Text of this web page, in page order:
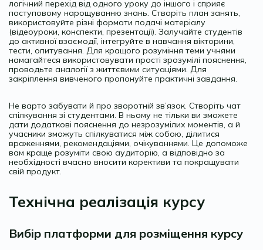
логічний перехід від одного уроку до іншого і сприяє
поступовому нарощуванню знань. Створіть план занять,
використовуйте різні формати подачі матеріалу
(відеоуроки, конспекти, презентації). Залучайте студентів
до активної взаємодії, інтегруйте в навчання вікторини,
тести, опитування. Для кращого розуміння теми учнями
намагайтеся використовувати прості зрозумілі пояснення,
проводьте аналогії з життєвими ситуаціями. Для
закріплення вивченого пропонуйте практичні завдання.
Не варто забувати й про зворотній зв’язок. Створіть чат
спілкування зі студентами. В ньому не тільки ви зможете
дати додаткові пояснення до незрозумілих моментів, а й
учасники зможуть спілкуватися між собою, ділитися
враженнями, рекомендаціями, очікуваннями. Це допоможе
вам краще розуміти свою аудиторію, а відповідно за
необхідності вчасно вносити корективи та покращувати
свій продукт.
Технічна реалізація курсу
Вибір платформи для розміщення курсу